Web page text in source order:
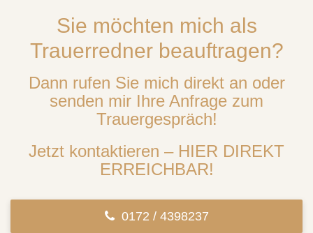
Sie möchten mich als
Trauerredner beauftragen?
Dann rufen Sie mich direkt an oder
senden mir Ihre Anfrage zum
Trauergespräch!
Jetzt kontaktieren – HIER DIREKT
ERREICHBAR!
0172 / 4398237